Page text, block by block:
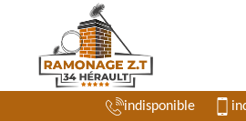
indisponible